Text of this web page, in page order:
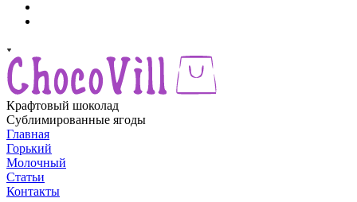
Крафтовый шоколад
Сублимированные ягоды
Главная
Горький
Молочный
Статьи
Контакты